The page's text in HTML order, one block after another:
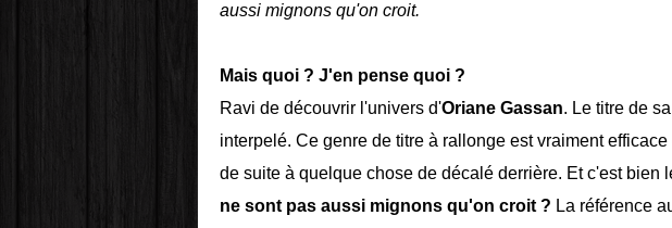
aussi mignons qu'on croit.
Mais quoi ? J'en pense quoi ?
Ravi de découvrir l'univers d'Oriane Gassan. Le titre de
interpelé. Ce genre de titre à rallonge est vraiment
de suite à quelque chose de décalé derrière. Et c'est bien
ne sont pas aussi mignons qu'on croit ? La référence